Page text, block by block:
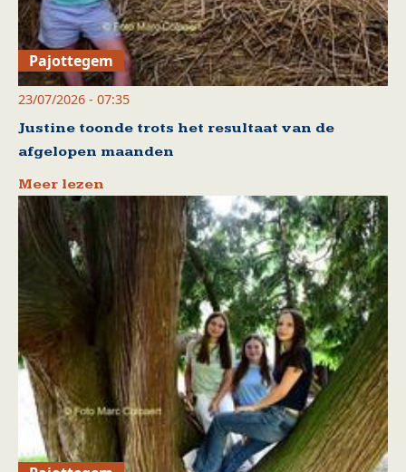
Pajottegem
23/07/2026 - 07:35
Justine toonde trots het resultaat van de
afgelopen maanden
Meer lezen